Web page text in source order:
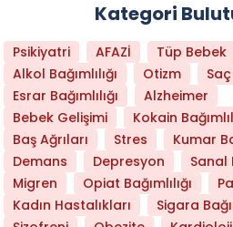
Daha Az Protein
Kategori
Psikiyatri AFAZİ
Tüp Bebek
Alkol Bağımlılığı
Otizm
Esrar Bağımlılığı
Alzheimer
Bebek Gelişimi
Kokain
Baş Ağrıları
Stres
Kumar
Demans
Depresyon
Sanal
Migren
Opiat Bağımlılığı
Kadın Hastalıkları
Sigara